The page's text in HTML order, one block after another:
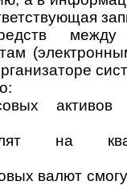
между
активов
на
валют